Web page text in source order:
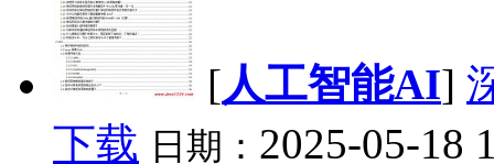
[人工智能AI]
下载 日期： 2025-05-18